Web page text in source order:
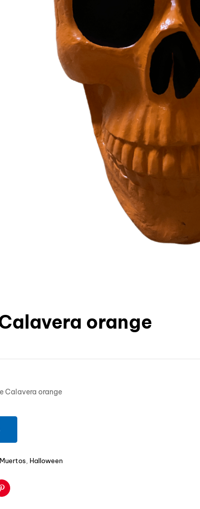
orange
Calavera orange
Halloween
Pinterest